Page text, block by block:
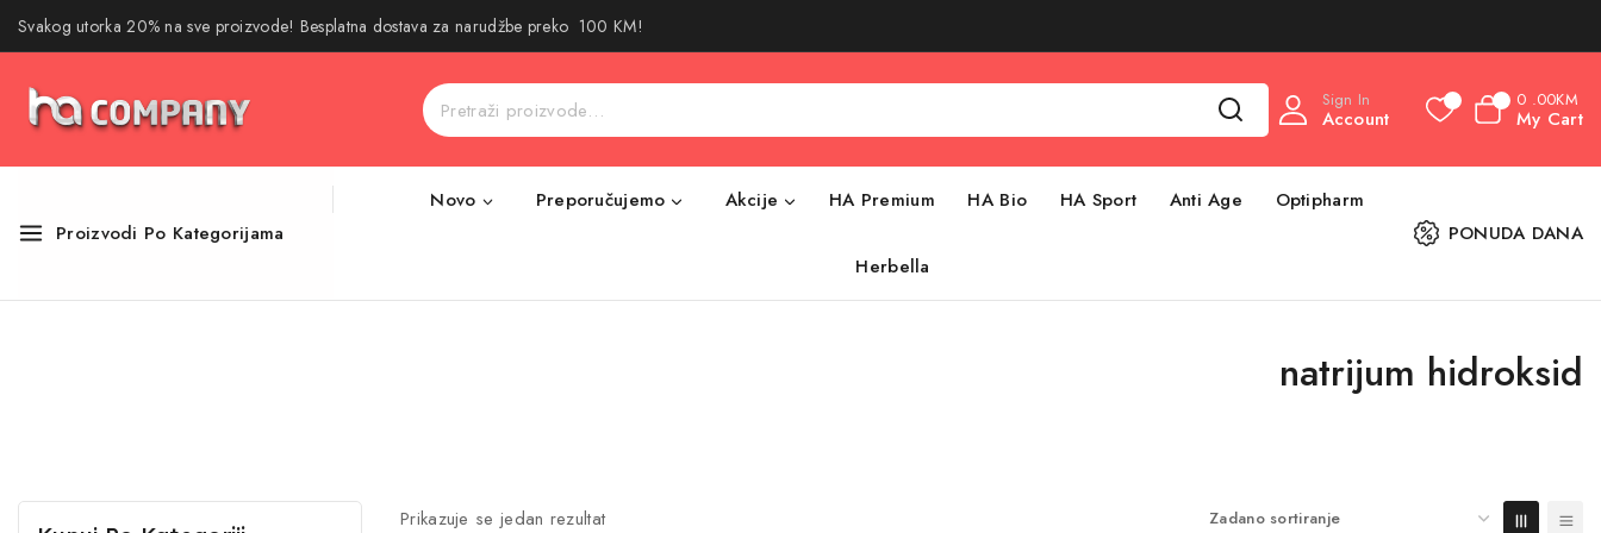
Svakog utorka 20% na sve proizvode! Besplatna dostava za narudžbe preko 100 KM!
Sign In
Account
0 0 0 .00KM
My Cart
Proizvodi Po Kategorijama
Novo Preporučujemo Akcije HA Premium HA Bio HA Sport Anti Age Optipharm
Herbella
PONUDA DANA
natrijum hidroksid
Prikazuje se jedan rezultat